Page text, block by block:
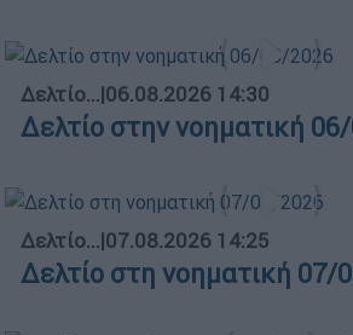
Δελτίο...|06.08.2026 14:30
Δελτίο στην νοηματική
Δελτίο...|07.08.2026 14:25
Δελτίο στη νοηματική 07/